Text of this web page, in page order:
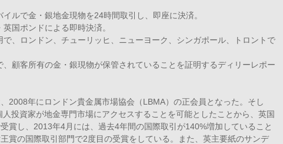
イルで金・銀地金現物を24時間取引し、即座に決済。
国ポンドによる即時決済。
で、ロンドン、チューリッヒ、ニューヨーク、シンガポール、トロントで
、顧客所有の金・銀現物が保管されていることを証明するディリーレポー
2008年にロンドン貴金属市場協会（LBMA）の正会員となった。そし
投資家が地金専門市場にアクセスすることを可能としたことから、英国
賞し、2013年4月には、過去4年間の国際取引が140%増加していること
賞の国際取引部門で2度目の受賞をしている。また、英主要紙のサンデ